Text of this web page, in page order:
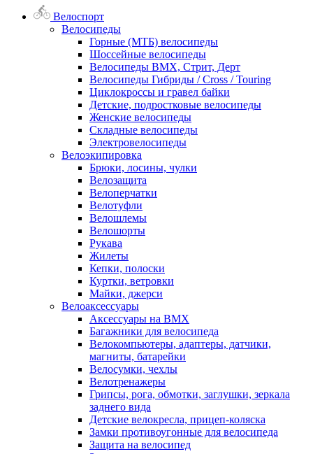
Велоспорт
Велосипеды
Горные (МТБ) велосипеды
Шоссейные велосипеды
Велосипеды BMX, Стрит, Дерт
Велосипеды Гибриды / Cross / Touring
Циклокроссы и гравел байки
Детские, подростковые велосипеды
Женские велосипеды
Складные велосипеды
Электровелосипеды
Велоэкипировка
Брюки, лосины, чулки
Велозащита
Велоперчатки
Велотуфли
Велошлемы
Велошорты
Рукава
Жилеты
Кепки, полоски
Куртки, ветровки
Майки, джерси
Велоаксессуары
Аксессуары на BMX
Багажники для велосипеда
Велокомпьютеры, адаптеры, датчики,
магниты, батарейки
Велосумки, чехлы
Велотренажеры
Грипсы, рога, обмотки, заглушки, зеркала
заднего вида
Детские велокресла, прицеп-коляска
Замки противоугонные для велосипеда
Защита на велосипед